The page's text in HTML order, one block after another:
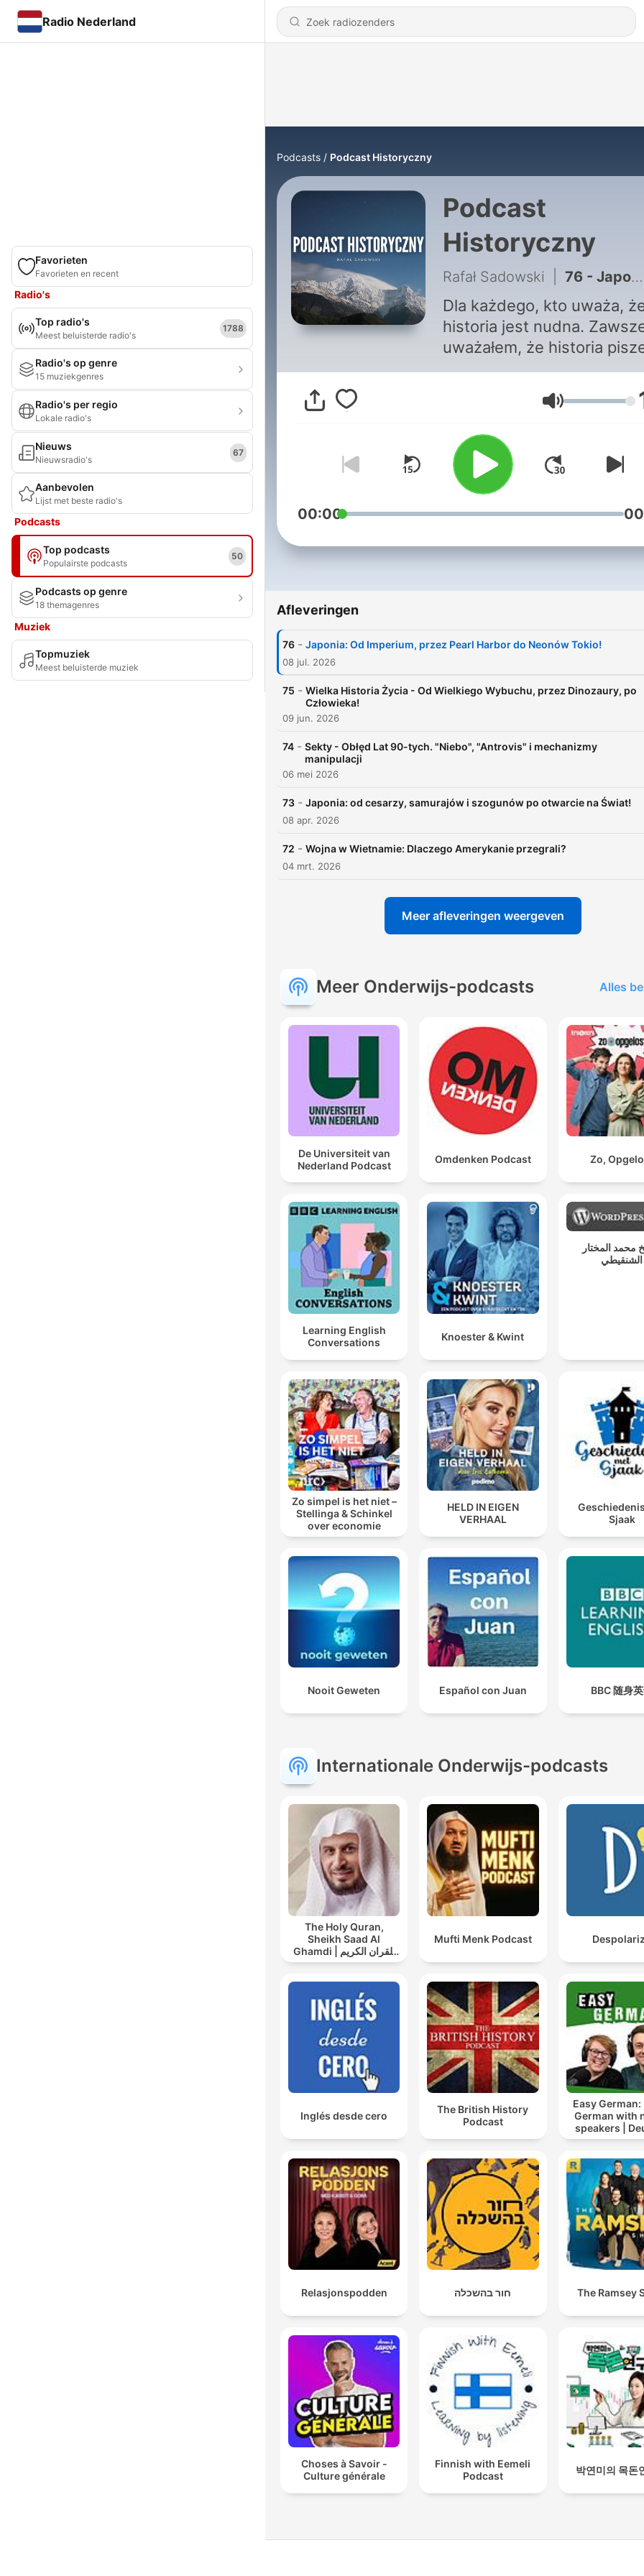
Radio Nederland
Favorieten
Favorieten en recent
Radio's
Top radio's
Meest beluisterde radio's
1788
Radio's op genre
15 muziekgenres
Radio's per regio
Lokale radio's
Nieuws
Nieuwsradio's
67
Aanbevolen
Lijst met beste radio's
Podcasts
Top podcasts
Populairste podcasts
50
Podcasts op genre
18 themagenres
Muziek
Topmuziek
Meest beluisterde muziek
Podcasts Podcast Historyczny
Podcast
Historyczny
Rafał Sadowski 76 - Japonia: Od Imperium, przez Pearl Harbor do Neonów Tokio!
Dla każdego, kto uważa,
historia jest nudna.
uważałem, że historia
najlepsze scenariusze -
podcastem udowadniam,
tak właśnie jest. W każdym
epizodzie wybieram
którym sam chciałbym
Nie praktykuję dłużyzn,
zalewania datami,
życiorysów.
Volume
00:00
Afleveringen
76 - Japonia: Od Imperium, przez Pearl Harbor do Neonów Tokio!
08 jul. 2026
75 - Wielka Historia Życia - Od Wielkiego Wybuchu, przez Dinozaury, po
Człowieka!
09 jun. 2026
74 - Sekty - Obłęd Lat 90-tych. "Niebo", "Antrovis" i mechanizmy
manipulacji
06 mei 2026
73 - Japonia: od cesarzy, samurajów i szogunów po otwarcie na Świat!
08 apr. 2026
72 - Wojna w Wietnamie: Dlaczego Amerykanie przegrali?
04 mrt. 2026
Meer afleveringen weergeven
Meer Onderwijs-podcasts Alles
De Universiteit van
Nederland Podcast
Omdenken Podcast Zo,
Learning English
Conversations
Knoester & Kwint
محمد المختار
الشنقيطي
Zo simpel is het niet –
Stellinga & Schinkel
over economie
HELD IN EIGEN
VERHAAL
Sjaak
Nooit Geweten Español con Juan BBC 随身
Internationale Onderwijs-podcasts
The Holy Quran,
Sheikh Saad Al
Ghamdi | القران الكريم
سعد الغامدي
Mufti Menk Podcast
Inglés desde cero
The British History
Podcast
Easy German:
German with
speakers |
lernen
Relasjonspodden חור בהשכלה The Ramsey
Choses à Savoir -
Culture générale
Finnish with Eemeli
Podcast
박연미의 목돈